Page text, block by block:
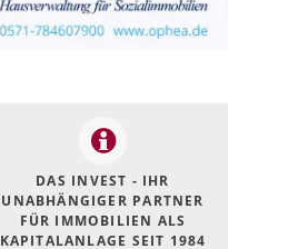
DAS INVEST - IHR
UNABHÄNGIGER PARTNER
FÜR IMMOBILIEN ALS
KAPITALANLAGE SEIT 1984